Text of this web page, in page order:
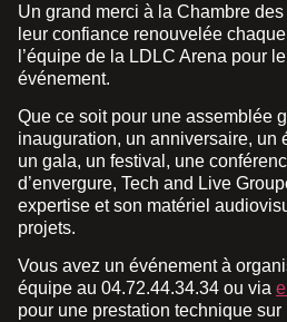
Un grand merci à la Chambre
leur confiance renouvelée
l’équipe de la LDLC Arena pour
événement.
Que ce soit pour une assemblée
inauguration, un anniversaire, un
un gala, un festival, une
d’envergure, Tech and Live
expertise et son matériel
projets.
Vous avez un événement à
équipe au 04.72.44.34.34 ou via
pour une prestation technique